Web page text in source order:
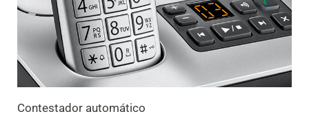
Contestador automático